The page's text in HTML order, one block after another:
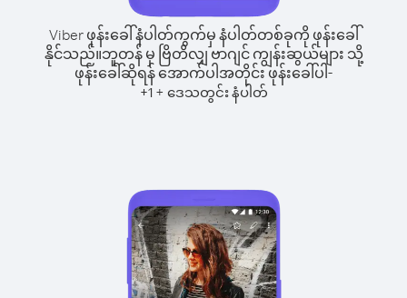
Viber ဖုန်းခေါ်နံပါတ်ကွက်မှ နံပါတ်တစ်ခုကို ဖုန်းခေါ်
နိုင်သည်။ဘူတန် မှ ဗြိတိလျှ ဗာဂျင် ကျွန်းဆွယ်များ သို့
ဖုန်းခေါ်ဆိုရန် အောက်ပါအတိုင်း ဖုန်းခေါ်ပါ-
+1+ ဒေသတွင်း နံပါတ်